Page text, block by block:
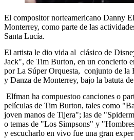
El compositor norteamericano Danny
Monterrey, como parte de las
Santa Lucía.
El artista le dio vida al clásico de
Jack", de Tim Burton, en un concierto
por La Súper Orquesta, conjunto de la
y Danza de Monterrey, bajo la batuta
Elfman ha compuestoo canciones o
películas de Tim Burton, tales como
joven manos de Tijera"; las de
o temas de "Los Simpsons" y
y escucharlo en vivo fue una gran